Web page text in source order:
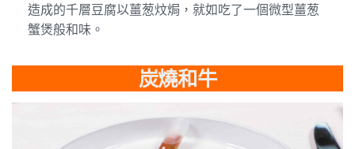
造成的千層豆腐以薑葱炆焗，就如吃了一個微型薑葱
蟹煲般和味。
炭燒和牛